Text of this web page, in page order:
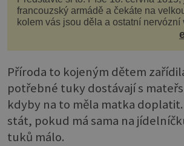
francouzský armádě a čekáte na
kolem vás jsou děla a ostatní nervózní
děláte vy? Hrajete si… s jojem! Zdá se
Příroda to kojeným dětem
potřebné tuky dostávají s
kdyby na to měla matka doplatit.
stát, pokud má sama na
tuků málo.